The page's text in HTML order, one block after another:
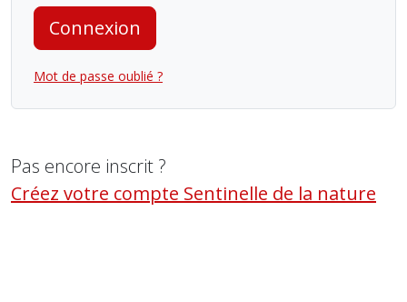
Connexion
Mot de passe oublié ?
Pas encore inscrit ?
Créez votre compte Sentinelle de la nature